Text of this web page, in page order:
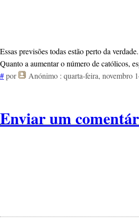
Essas previsões todas estão perto da
Quanto a aumentar o número de católicos,
#por Anónimo : quarta-feira, novembro
Enviar um